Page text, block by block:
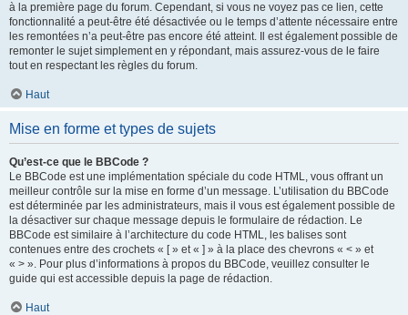
à la première page du forum. Cependant, si vous ne voyez pas ce lien, cette
fonctionnalité a peut-être été désactivée ou le temps d’attente nécessaire entre
les remontées n’a peut-être pas encore été atteint. Il est également possible de
remonter le sujet simplement en y répondant, mais assurez-vous de le faire
tout en respectant les règles du forum.
Haut
Mise en forme et types de sujets
Qu’est-ce que le BBCode ?
Le BBCode est une implémentation spéciale du code HTML, vous offrant un
meilleur contrôle sur la mise en forme d’un message. L’utilisation du BBCode
est déterminée par les administrateurs, mais il vous est également possible de
la désactiver sur chaque message depuis le formulaire de rédaction. Le
BBCode est similaire à l’architecture du code HTML, les balises sont
contenues entre des crochets « [ » et « ] » à la place des chevrons « < » et
« > ». Pour plus d’informations à propos du BBCode, veuillez consulter le
guide qui est accessible depuis la page de rédaction.
Haut